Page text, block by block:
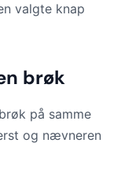
valgte knap
brøk
på samme
og nævneren